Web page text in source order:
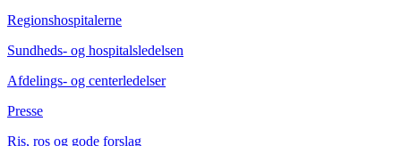
Regionshospitalerne
Sundheds- og hospitalsledelsen
Afdelings- og centerledelser
Presse
Ris, ros og gode forslag